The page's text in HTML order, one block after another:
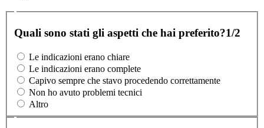
Quali sono stati gli aspetti che hai preferito?1/2
Le indicazioni erano chiare
Le indicazioni erano complete
Capivo sempre che stavo procedendo correttamente
Non ho avuto problemi tecnici
Altro